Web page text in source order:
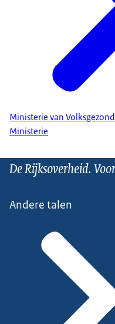
Ministerie van
Ministerie
De Rijksoverheid.
Andere talen